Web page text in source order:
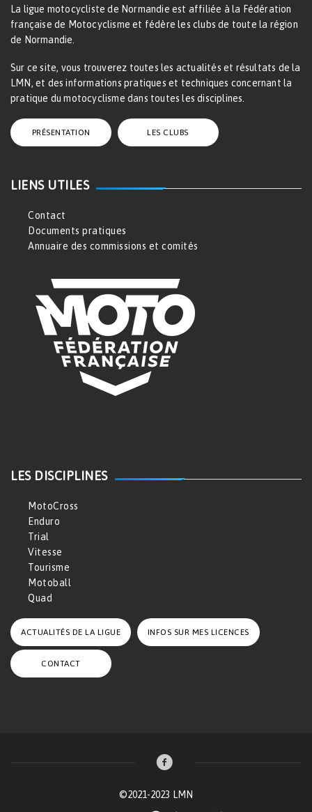
La ligue motocycliste de Normandie est affiliée à la Fédération
française de Motocyclisme et fédère les clubs de toute la région
de Normandie.
Sur ce site, vous trouverez toutes les actualités et résultats de la
LMN, et des informations pratiques et techniques concernant la
pratique du motocyclisme dans toutes les disciplines.
PRÉSENTATION LES CLUBS
LIENS UTILES
Contact
Documents pratiques
Annuaire des commissions et comités
LES DISCIPLINES
MotoCross
Enduro
Trial
Vitesse
Tourisme
Motoball
Quad
ACTUALITÉS DE LA LIGUE INFOS SUR MES LICENCES
CONTACT
©2021-2023 LMN